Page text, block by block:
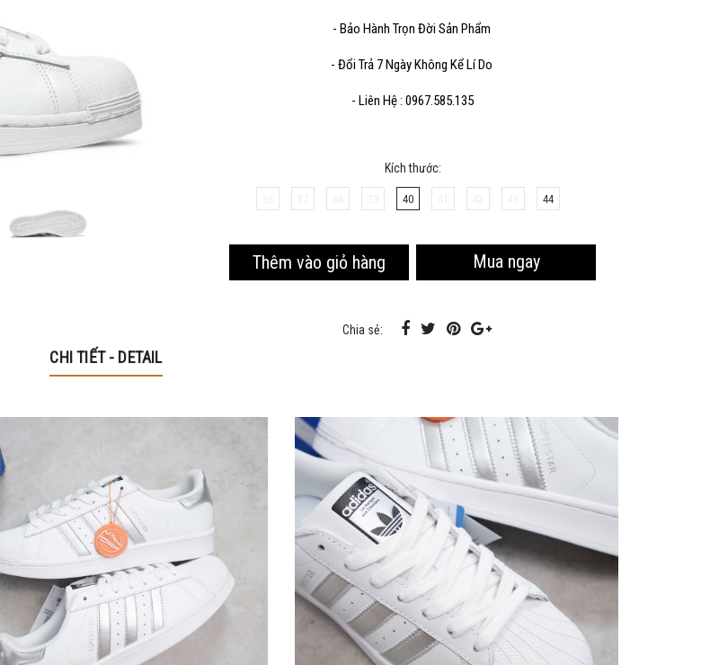
- Bảo Hành Trọn Đời Sản Phẩm
- Đổi Trả 7 Ngày Không Kể Lí Do
- Liên Hệ : 0967.585.135
Kích thước:
40 44
Thêm vào giỏ hàng Mua ngay
Chia sẻ:
CHI TIẾT - DETAIL
Mã giảm 40% cho các sản phẩm thuộc mặt hàng tiêu
dùng
Hạn sử dung: 20/10/2020